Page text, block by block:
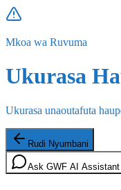
Mkoa wa Ruvuma
Ukurasa
Ukurasa unaoutafuta
Rudi Nyumbani
Ask GWF AI Assistant